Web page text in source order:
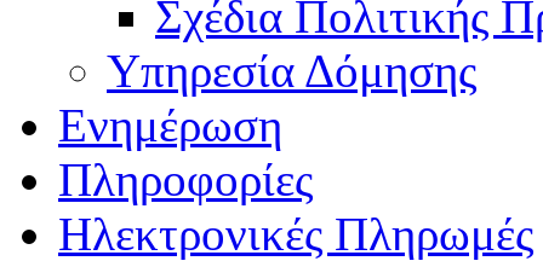
Σχέδια Πολιτικής
Υπηρεσία Δόμησης
Ενημέρωση
Πληροφορίες
Ηλεκτρονικές Πληρωμές